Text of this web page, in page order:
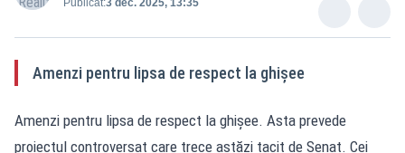
Amenzi pentru lipsa de respect la ghișee
Amenzi pentru lipsa de respect la ghișee. Asta prevede
proiectul controversat care trece astăzi tacit de Senat. Cei